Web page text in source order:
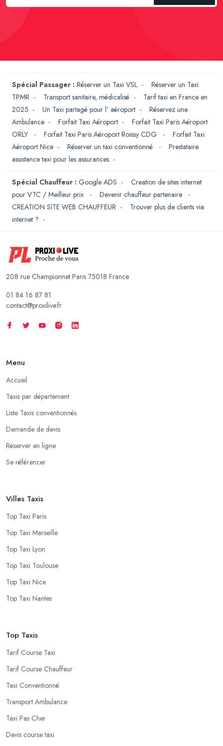
Spécial Passager : Réserver un Taxi VSL - Réserver un Taxi
TPMR - Transport sanitaire, médicalisé - Tarif taxi en France en
2025 - Un Taxi partagé pour l' aéroport - Réservez une
Ambulance - Forfait Taxi Aéroport - Forfait Taxi Paris Aéroport
ORLY
- Forfait Taxi Paris Aéroport Roissy CDG - Forfait Taxi
Aéroport Nice - Réserver un taxi conventionné - Prestataire
assistance taxi pour les assurances -
Spécial Chauffeur : Google ADS - Creation de sites internet
pour VTC / Meilleur prix
- Devenir chauffeur partenaire
-
CREATION SITE WEB CHAUFFEUR - Trouver plus de clients via
internet ? -
208 rue Championnet Paris 75018 France
01 84 16 87 81
contact@proxilive.fr
Menu
Accueil
Taxis par département
Liste Taxis conventionnés
Demande de devis
Réserver en ligne
Se référencer
Villes Taxis
Top Taxi Paris
Top Taxi Marseille
Top Taxi Lyon
Top Taxi Toulouse
Top Taxi Nice
Top Taxi Nantes
Top Taxis
Tarif Course Taxi
Tarif Course Chauffeur
Taxi Conventionné
Transport Ambulance
Taxi Pas Cher
Devis course taxi